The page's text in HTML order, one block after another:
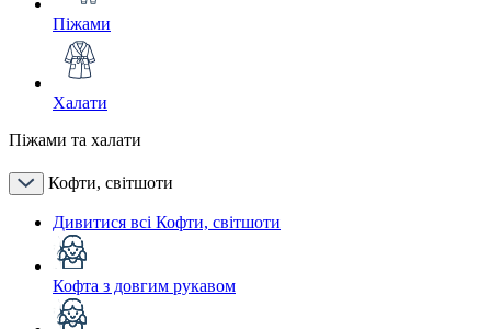
Піжами
Халати
Піжами та халати
Кофти, світшоти
Дивитися всі Кофти, світшоти
Кофта з довгим рукавом